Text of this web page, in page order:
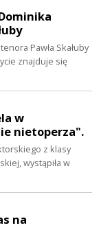
Pawła Skałuby
znajduje się
w
nietoperza".
z klasy
wystąpiła w
na